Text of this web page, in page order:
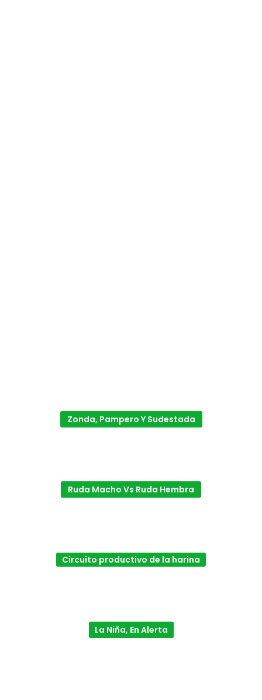
Zonda, Pampero Y Sudestada
Ruda Macho Vs Ruda Hembra
Circuito productivo de la harina
La Niña, En Alerta